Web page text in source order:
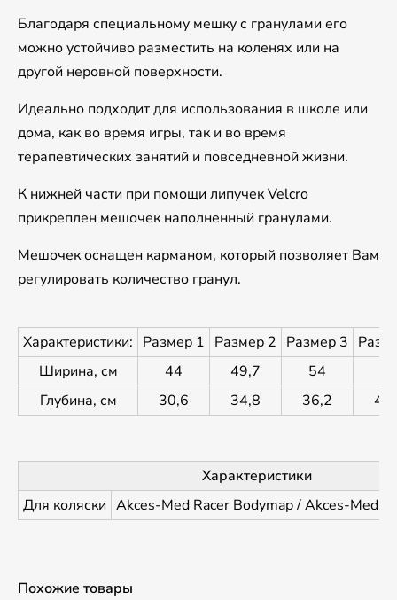
Благодаря специальному мешку с гранулами его
можно устойчиво разместить на коленях или на
другой неровной поверхности.
Идеально подходит для использования в школе или
дома, как во время игры, так и во время
терапевтических занятий и повседневной жизни.
К нижней части при помощи липучек Velcro
прикреплен мешочек наполненный гранулами.
Мешочек оснащен карманом, который позволяет Вам
регулировать количество гранул.
Характеристики: Размер 1 Размер 2 Размер 3
Ширина, см
44 49,7 54
Глубина, см
30,6 34,8 36,2
Характеристики
Для коляски Akces-Med Racer Bodymap / Akces-Med
Похожие товары